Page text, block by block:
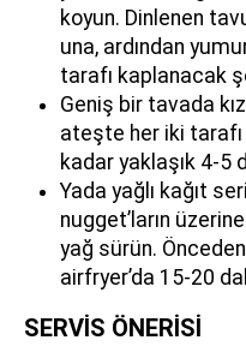
koyun. Dinlenen
una, ardından
tarafı kaplanacak
Geniş bir tavada
ateşte her iki tarafı
kadar yaklaşık 4-5
Yada yağlı kağıt
nugget’ların
yağ sürün. Önceden
airfryer’da 15-20
SERVİS ÖNERİSİ